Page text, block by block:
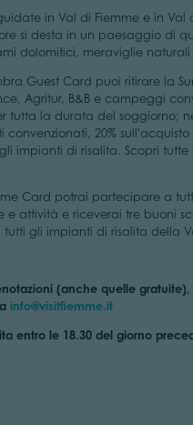
in Val di Fiemme e in Val
si desta in un paesaggio di
dolomitici, meraviglie naturali
Guest Card puoi ritirare la
Agritur, B&B e campeggi
tutta la durata del soggiorno;
20% sull'acquisto
impianti di risalita. Scopri tutte
Card potrai partecipare a
e attività e riceverai tre buoni
tutti gli impianti di risalita della
(anche quelle
info@visitfiemme.it
entro le 18.30 del giorno